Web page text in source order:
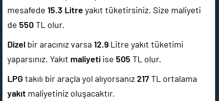
mesafede 15.3 Litre yakıt tüketirsiniz. Size maliyeti
de 550TL olur.
Dizel bir aracınız varsa 12.9 Litre yakıt tüketimi
yaparsınız. Yakıt maliyeti ise 505 TL olur.
LPG takılı bir araçla yol alıyorsanız217TL ortalama
yakıt maliyetiniz oluşacaktır.